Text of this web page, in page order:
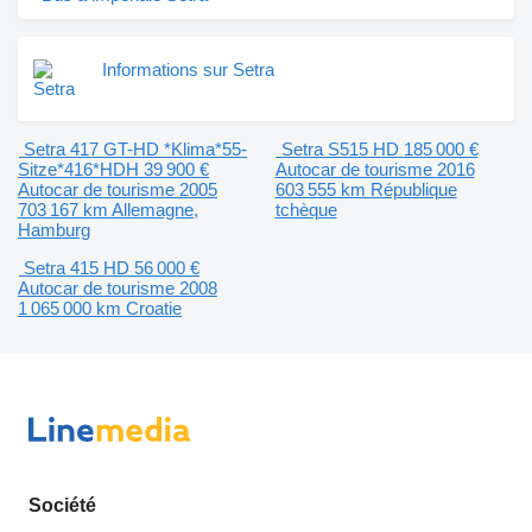
Informations sur Setra
Setra 417 GT-HD *Klima*55-
Sitze*416*HDH 39 900 €
Autocar de tourisme 2005
703 167 km Allemagne,
Hamburg
Setra S515 HD 185 000 €
Autocar de tourisme 2016
603 555 km République
tchèque
Setra 415 HD 56 000 €
Autocar de tourisme 2008
1 065 000 km Croatie
Société